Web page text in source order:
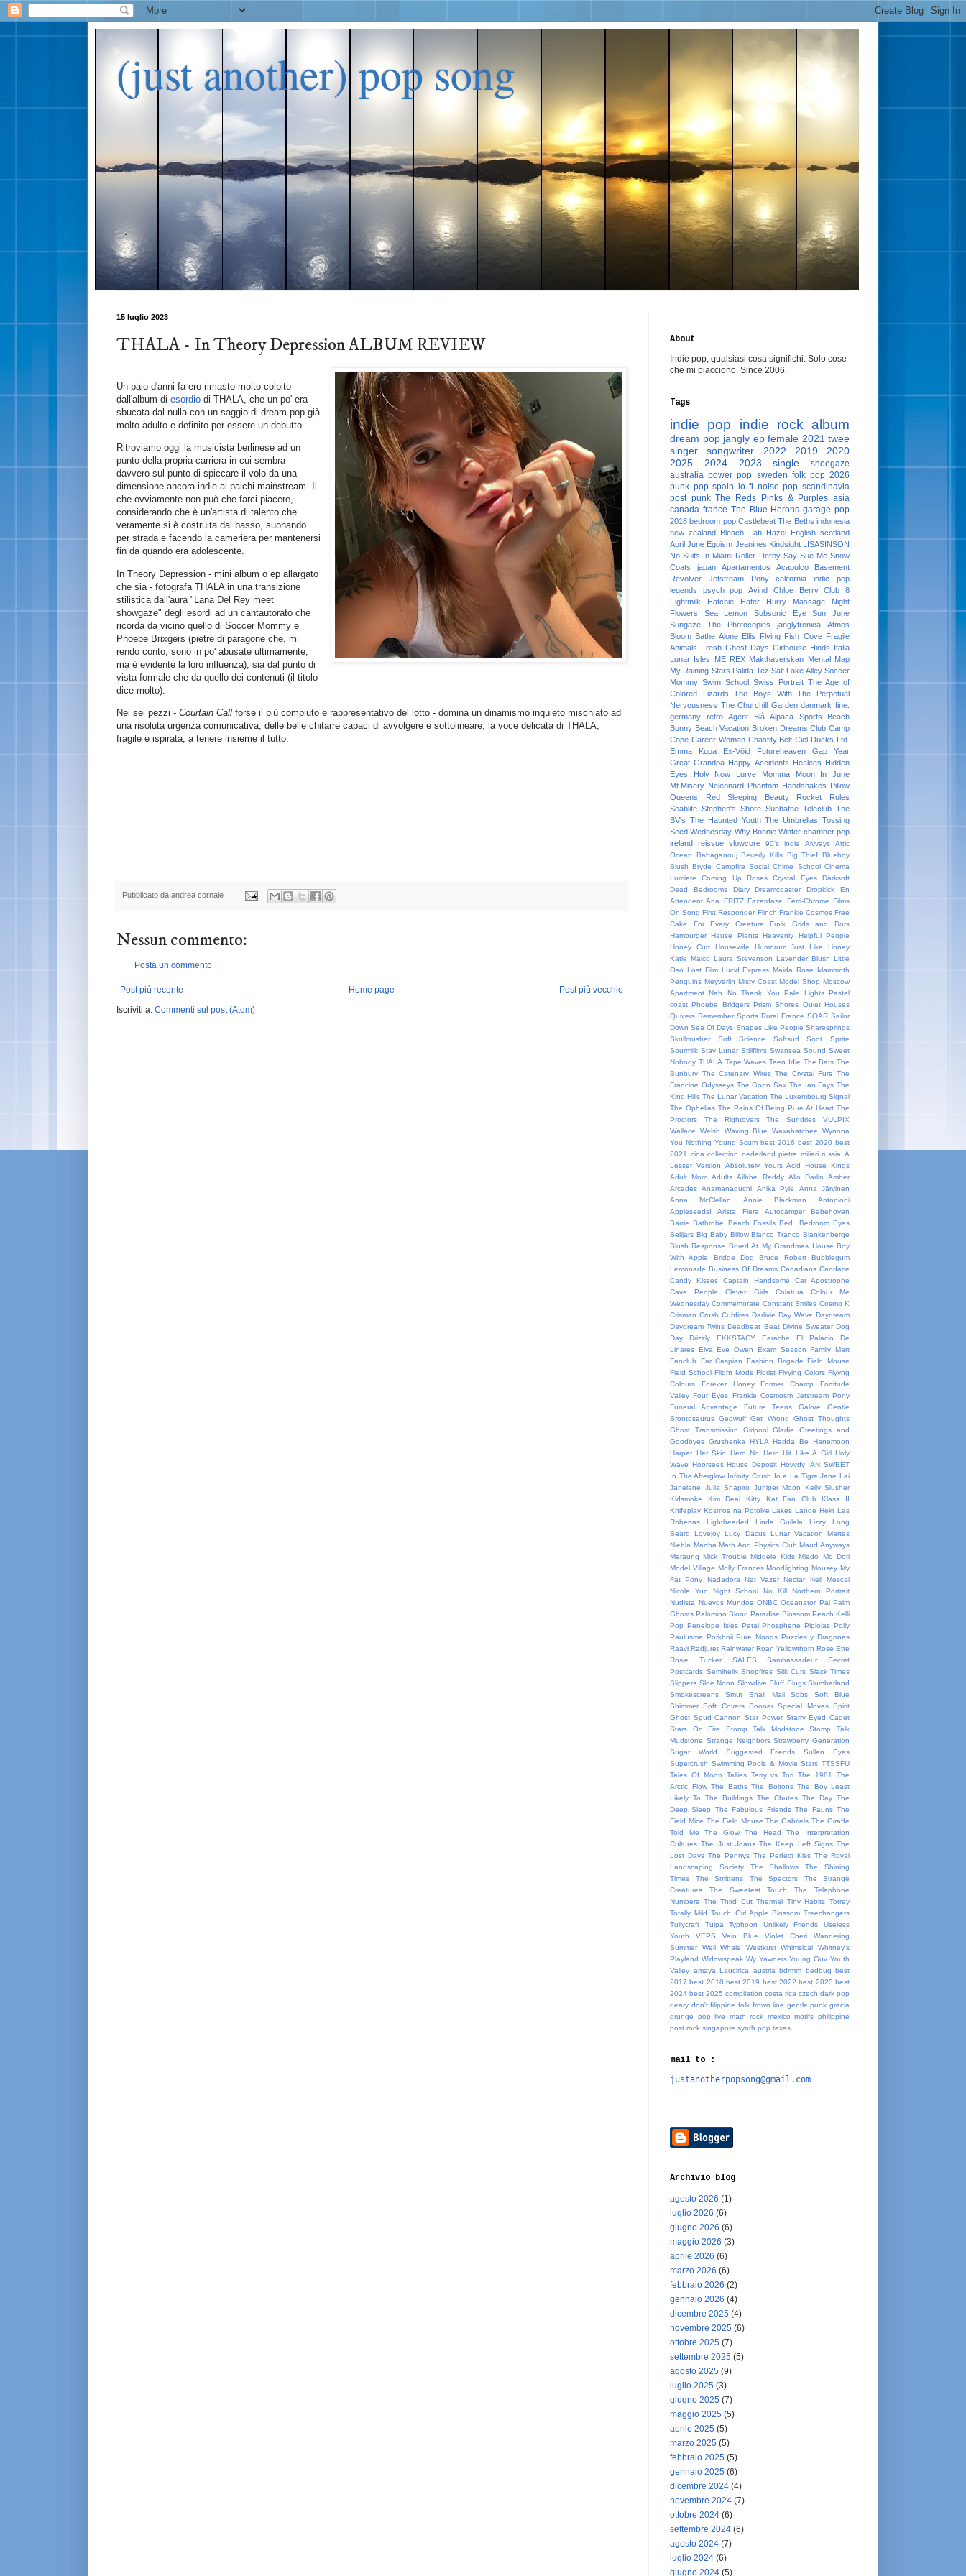
(just another) pop song
15 luglio 2023
THALA - In Theory Depression ALBUM REVIEW
Un paio d'anni fa ero rimasto molto colpito
dall'album di esordio di THALA, che un po' era
sbucata dal nulla con un saggio di dream pop già
molto adulto e definito per essere un debutto.
Ritroviamo oggi la musicista berlinese ad un
punto della propria carriera in cui sembra
davvero sul punto di spiccare il volo da una
dimensione ancora indie ai palchi mainstream. Il
che ovviamente non può che farci piacere,
considerando che è un'artista di talento che
veramente si è costruita dal basso, suonando
per strada e facendo la cameriera per mantenersi
fin da quando era adolescente.
In Theory Depression - mini album o ep allargato
che sia - fotografa THALA in una transizione
stilistica dall'aura "Lana Del Rey meet
showgaze" degli esordi ad un cantautorato che
ricorda da vicino quello di Soccer Mommy e
Phoebe Brixgers (pietre di paragone che, mi
rendo conto, sono in po' abusate ultimamente,
ma è evidente la loro influenza), sia dal punto di
vista formale che da quello dei contenuti (il titolo
dice molto).
Nei sei pezzi - Courtain Call forse il più compiuto e rappresentativo del lotto - domina un dinamismo inquieto mischiato ad
una risoluta urgenza comunicativa, delle belle chitarre capaci di avvolgere e sottolineare, la voce delicata di THALA,
fragile e ispirata, a tenere insieme il tutto.
Pubblicato da andrea cornale
Nessun commento:
Posta un commento
Post più recente Post più vecchio
Home page
Iscriviti a: Commenti sul post (Atom)
About
Indie pop, qualsiasi cosa significhi. Solo cose
che mi piacciono. Since 2006.
Tags
indie pop indie rock album
dream pop jangly ep female 2021 twee
singer songwriter
2022 2019
2020
2025
2024 2023 single
shoegaze
australia power pop sweden folk pop 2026
punk pop spain lo fi noise pop scandinavia
post punk The Reds Pinks & Purples asia
canada france The Blue Herons garage pop
2018 bedroom pop Castlebeat The Beths indonesia
new zealand Bleach Lab Hazel English scotland
April June Egoism Jeanines Kindsight LISASINSON
No Suits In Miami Roller Derby Say Sue Me Snow
Coats
japan Apartamentos Acapulco
Basement
Revolver
Jetstream Pony california
indie pop
legends
psych pop Avind Chloe Berry
Club 8
Fightmilk
Hatchie Hater Hurry Massage
Night
Flowers
Sea Lemon Subsonic Eye
Sun June
Sungaze
The Photocopies janglytronica
Atmos
Bloom Bathe Alone Ellis Flying Fish Cove Fragile
Animals Fresh Ghost Days Girlhouse Hinds Italia
Lunar Isles
ME REX Makthaverskan Mental Map
My Raining Stars Palida Tez Salt Lake Alley Soccer
Mommy Swim School Swiss Portrait The Age of
Colored Lizards
The Boys With The Perpetual
Nervousness The Churchill Garden danmark fine.
germany
retro Agent Blå Alpaca Sports
Beach
Bunny Beach Vacation Broken Dreams Club Camp
Cope Career Woman Chastity Belt Ciel Ducks Ltd.
Emma Kupa
Ex-Vöid Futureheaven
Gap Year
Great Grandpa Happy Accidents Healees Hidden
Eyes
Holy Now Lurve Momma
Moon In June
Mt.Misery Neleonard Phantom Handshakes Pillow
Queens
Red Sleeping Beauty
Rocket Rules
Seablite Stephen's Shore Sunbathe Teleclub The
BV's The Haunted Youth The Umbrellas Tossing
Seed Wednesday Why Bonnie Winter chamber pop
ireland reissue slowcore 90's indie Alvvays
Attic
Ocean
Babaganouj Beverly Kills Big Thief Blueboy
Blush Bryde Campfire Social Chime School Cinema
Lumiere
Coming Up Roses Crystal Eyes
Darksoft
Dead Bedrooms
Diary Dreamcoaster Dropkick
En
Attendent Ana
FRITZ Fazerdaze Ferri-Chrome Films
On Song First Responder Flinch Frankie Cosmos Free
Cake For Every Creature
Fuvk
Grids and Dots
Hamburger Hause Plants Heavenly
Helpful People
Honey Cutt
Housewife Humdrum
Just Like Honey
Katie Malco Laura Stevenson Lavender Blush Little
Oso Lost Film Lucid Express Maida Rose Mammoth
Penguins Meyverlin Misty Coast Model Shop Moscow
Apartment Nah No Thank You Pale Lights Pastel
coast Phoebe Bridgers Prism Shores Quiet Houses
Quivers Remember Sports Rural France SOAR Sailor
Down Sea Of Days Shapes Like People Sharesprings
Skullcrusher
Soft Science Softsurf
Soot Sprite
Sourmilk Stay Lunar Stillfilms Swansea Sound Sweet
Nobody THALA Tape Waves Teen Idle The Bats The
Bunbury The Catenary Wires The Crystal Furs The
Francine Odysseys The Goon Sax The Ian Fays The
Kind Hills The Lunar Vacation The Luxembourg Signal
The Ophelias The Pains Of Being Pure At Heart The
Proctors
The Rightovers The Sundries
VULPIX
Wallace Welsh
Waving Blue Waxahatchee
Wynona
You Nothing Young Scum best 2016 best 2020 best
2021
cina collection nederland pietre miliari russia A
Lesser Version
Absolutely Yours Acid House Kings
Adult Mom Adults Ailbhe Reddy Allo Darlin
Amber
Arcades Anamanaguchi Anika Pyle
Anna Järvinen
Anna McClellan
Annie Blackman
Antonioni
Appleseeds!
Arista Fiera Autocamper
Babehoven
Barrie Bathrobe Beach Fossils Bed.
Bedroom Eyes
Belljars Big Baby Billow Blanco Tranco Blankenberge
Blush Response Bored At My Grandmas House Boy
With Apple
Bridge Dog Bruce Robert
Bubblegum
Lemonade Business Of Dreams Canadians Candace
Candy Kisses
Captain Handsome
Cat Apostrophe
Cave People
Clever Girls Colatura
Colour Me
Wednesday Commemorate Constant Smiles Cosmo K
Crisman Crush Cubfires Darlivie Day Wave Daydream
Daydream Twins Deadbeat Beat Divine Sweater Dog
Day
Drizzly EKKSTACY Earache
El Palacio De
Linares Elva Eve Owen Exam Season Family Mart
Fanclub
Far Caspian Fashion Brigade Field Mouse
Field School Flight Mode Florist Flyying Colors Flyyng
Colours
Forever Honey Former Champ
Fortitude
Valley Four Eyes Frankie Cosmosm Jetstream Pony
Funeral Advantage
Future Teens Galore
Gentle
Brontosaurus Geowulf Get Wrong
Ghost Thoughts
Ghost Transmission
Girlpool Gladie
Greetings and
Goodbyes Grushenka HYLA Hadda Be
Hanemoon
Harper Her Skin Hero No Hero Hit Like A Girl Holy
Wave Hoorsees House Deposit Hovvdy IAN SWEET
In The Afterglow Infinity Crush Io e La Tigre Jane Lai
Janelane
Julia Shapiro Juniper Moon
Kelly Slusher
Kidsmoke
Kim Deal Kitty Kat Fan Club
Klass II
Knifeplay Kosmos na Potolke Lakes Lande Hekt Las
Robertas
Lightheaded Linda Guilala Lizzy
Long
Beard
Lovejoy Lucy Dacus Lunar Vacation
Martes
Niebla Martha Math And Physics Club Maud Anyways
Meraung Mick Trouble Middele Kids Miedo
Mo Doti
Model Village Molly Frances Moodlighting Mousey My
Fat Pony
Nadadora Nat Vazer Nectar Nell Mescal
Nicole Yun
Night School No Kill
Northern Portrait
Nudista Nuevos Mundos ONBC Oceanator Pal Palm
Ghosts Palomino Blond Paradise Blossom Peach Kelli
Pop Penelope Isles Petal Phosphene Pipiolas Polly
Paulusma Porkboii Pure Moods Puzzles y Dragones
Raavi Radjuret Rainwater Roan Yellowthorn Rose Ette
Rosie Tucker
SALES Sambassadeur
Secret
Postcards Semihelix Shopfires Silk Cuts Slack Times
Slippers Sloe Noon Slowdive Sluff Slugs Slumberland
Smokescreens
Smut Snail Mail Sobs
Soft Blue
Shimmer Soft Covers Sooner Special Moves Spirit
Ghost Spud Cannon Star Power Starry Eyed Cadet
Stars On Fire
Stomp Talk Modstone
Stomp Talk
Mudstone Strange Neighbors Strawberry Generation
Sugar World
Suggested Friends
Sullen Eyes
Supercrush Swimming Pools & Movie Stars TTSSFU
Tales Of Moon
Tallies Terry vs Tori The 1981
The
Arctic Flow The Baths The Boltons The Boy Least
Likely To
The Buildings The Chutes The Day The
Deep Sleep
The Fabulous Friends The Fauns The
Field Mice The Field Mouse The Gabriels The Giraffe
Told Me
The Glow The Head
The Interpretation
Cultures The Just Joans The Keep Left Signs The
Lost Days The Pennys The Perfect Kiss The Royal
Landscaping Society
The Shallows
The Shining
Times
The Smittens The Spectors
The Strange
Creatures
The Sweetest Touch
The Telephone
Numbers The Third Cut Thermal Tiny Habits Torrey
Totally Mild Touch Girl Apple Blossom Treechangers
Tullycraft
Tulpa Typhoon Unlikely Friends
Useless
Youth
VEPS Vein Blue Violet Cheri
Wandering
Summer
Well Whale Westkust Whimsical
Whitney's
Playland Widowspeak Wy Yawners Young Guv Youth
Valley amaya Laucirica austria bdrmm bedbug best
2017 best 2018 best 2019 best 2022 best 2023 best
2024 best 2025 compilation costa rica czech dark pop
deary don't filippine folk frown line gentle punk grecia
grunge pop live math rock mexico motifs philippine
post rock singapore synth pop texas
mail to :
justanotherpopsong@gmail.com
Archivio blog
agosto 2026 (1)
luglio 2026 (6)
giugno 2026 (6)
maggio 2026 (3)
aprile 2026 (6)
marzo 2026 (6)
febbraio 2026 (2)
gennaio 2026 (4)
dicembre 2025 (4)
novembre 2025 (6)
ottobre 2025 (7)
settembre 2025 (5)
agosto 2025 (9)
luglio 2025 (3)
giugno 2025 (7)
maggio 2025 (5)
aprile 2025 (5)
marzo 2025 (5)
febbraio 2025 (5)
gennaio 2025 (6)
dicembre 2024 (4)
novembre 2024 (7)
ottobre 2024 (6)
settembre 2024 (6)
agosto 2024 (7)
luglio 2024 (6)
giugno 2024 (5)